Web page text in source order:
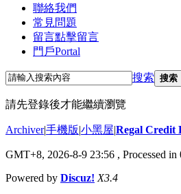
聯絡我們
常見問題
留言點擊留言
門戶Portal
搜索 搜索
請先登錄後才能繼續瀏覽
Archiver|手機版|小黑屋|Regal Credit
GMT+8, 2026-8-9 23:56 , Processed
Powered by Discuz! X3.4